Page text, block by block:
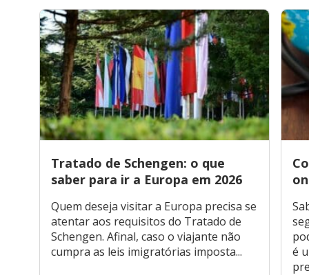
Tratado de Schengen: o que
saber para ir a Europa em 2026
Quem deseja visitar a Europa precisa se
atentar aos requisitos do Tratado de
Schengen. Afinal, caso o viajante não
cumpra as leis imigratórias imposta...
é